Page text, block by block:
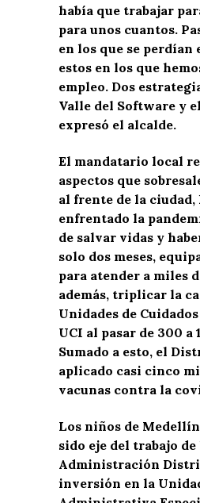
había que trabajar
para unos cuantos.
en los que se perdían
estos en los que
empleo. Dos
Valle del Software y
expresó el alcalde.
El mandatario local
aspectos que
al frente de la ciudad,
enfrentado la
de salvar vidas y
solo dos meses,
para atender a miles
además, triplicar la
Unidades de
UCI al pasar de 300 a
Sumado a esto, el
aplicado casi cinco
vacunas contra la
Los niños de
sido eje del trabajo de
Administración
inversión en la